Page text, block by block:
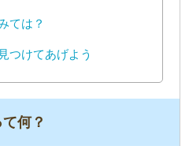
ては？
つけてあげよう
何？